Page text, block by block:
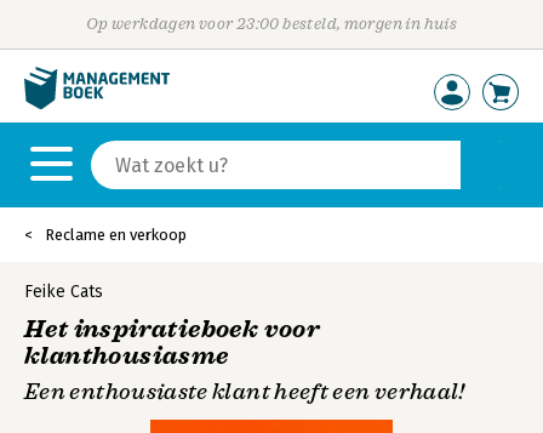
Op werkdagen voor 23:00 besteld, morgen in huis
Reclame en verkoop
Feike Cats
Het inspiratieboek voor
klanthousiasme
Een enthousiaste klant heeft een verhaal!